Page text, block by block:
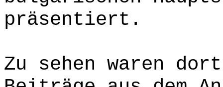
präsentiert.
Zu sehen waren